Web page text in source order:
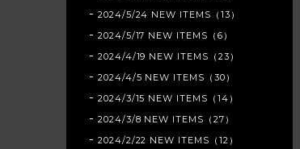
2024/5/24 NEW ITEMS（13）
2024/5/17 NEW ITEMS（6）
2024/4/19 NEW ITEMS（23）
2024/4/5 NEW ITEMS（30）
2024/3/15 NEW ITEMS（14）
2024/3/8 NEW ITEMS（27）
2024/2/22 NEW ITEMS（12）